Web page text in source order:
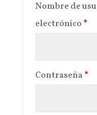
Nombre de
electrónico *
Contraseña *